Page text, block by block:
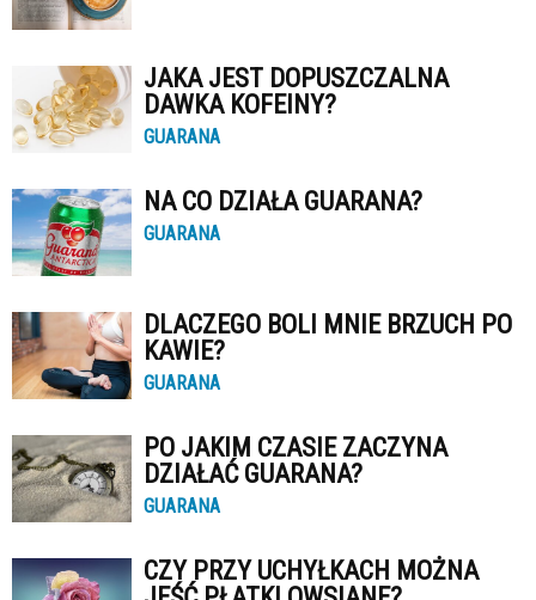
JAKA JEST DOPUSZCZALNA
DAWKA KOFEINY?
GUARANA
NA CO DZIAŁA GUARANA?
GUARANA
DLACZEGO BOLI MNIE BRZUCH PO
KAWIE?
GUARANA
PO JAKIM CZASIE ZACZYNA
DZIAŁAĆ GUARANA?
GUARANA
CZY PRZY UCHYŁKACH MOŻNA